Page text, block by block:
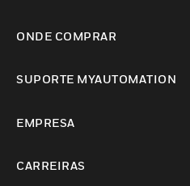
ONDE COMPRAR
SUPORTE MYAUTOMATION
EMPRESA
CARREIRAS